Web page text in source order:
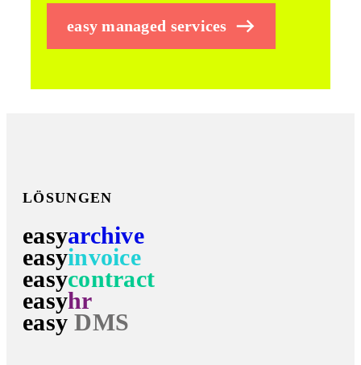
easy managed services
LÖSUNGEN
easyarchive
easyinvoice
easycontract
easyhr
easy DMS